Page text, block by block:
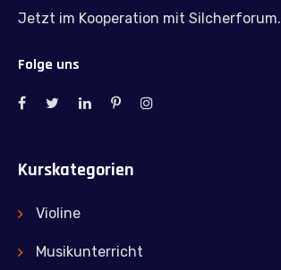
Jetzt im Kooperation mit Silcherforum.
Folge uns
Kurskategorien
Violine
Musikunterricht